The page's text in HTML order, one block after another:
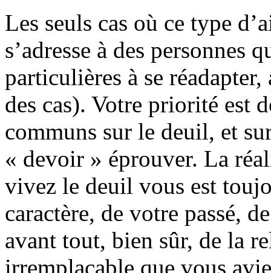
Les seuls cas où ce type
s’adresse à des
particulières à se
des cas). Votre priorité est
communs sur le deuil, et
« devoir » éprouver. La
vivez le deuil vous est
caractère, de votre passé,
avant tout, bien sûr, de la
irremplaçable que vous